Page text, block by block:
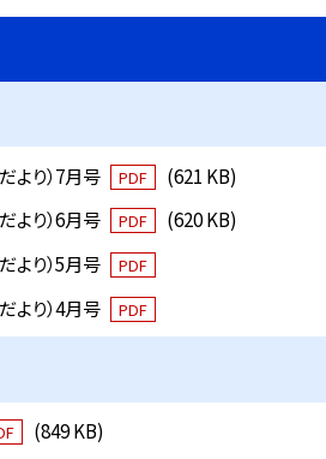
より）7月号 PDF
(621 KB)
より）6月号
PDF
(620 KB)
より）5月号
PDF
より）4月号 PDF
(849 KB)